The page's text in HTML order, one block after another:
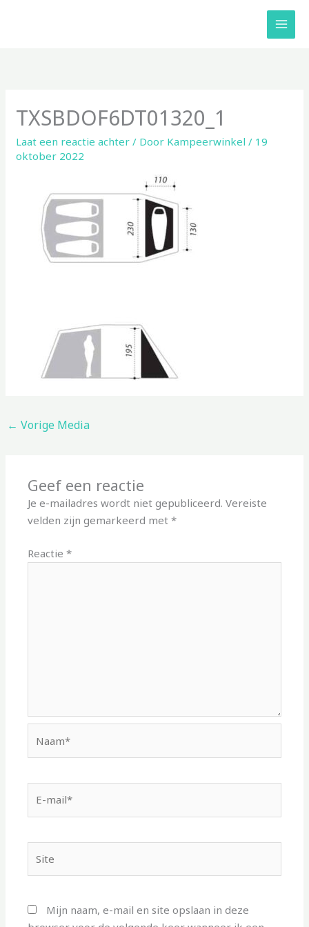
TXSBDOF6DT01320_1
Laat een reactie achter / Door Kampeerwinkel/ 19
oktober 2022
← Vorige Media
Geef een reactie
Je e-mailadres wordt niet gepubliceerd. Vereiste
velden zijn gemarkeerd met*
Reactie*
mail*
Mijn naam, e-mail en site opslaan in deze